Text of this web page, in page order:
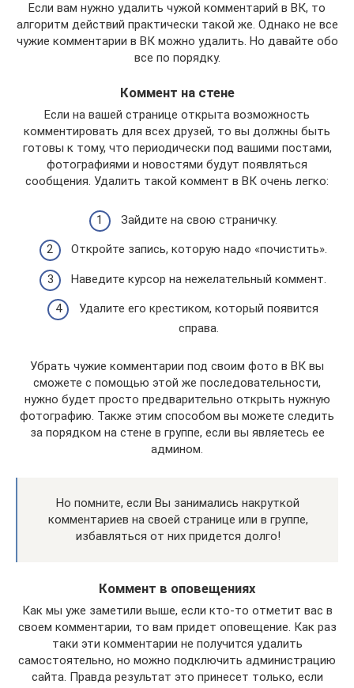
Если вам нужно удалить чужой комментарий в ВК, то
алгоритм действий практически такой же. Однако не все
чужие комментарии в ВК можно удалить. Но давайте обо
все по порядку.
Коммент на стене
Если на вашей странице открыта возможность
комментировать для всех друзей, то вы должны быть
готовы к тому, что периодически под вашими постами,
фотографиями и новостями будут появляться
сообщения. Удалить такой коммент в ВК очень легко:
Зайдите на свою страничку.
Откройте запись, которую надо «почистить».
Наведите курсор на нежелательный коммент.
Удалите его крестиком, который появится
справа.
Убрать чужие комментарии под своим фото в ВК вы
сможете с помощью этой же последовательности,
нужно будет просто предварительно открыть нужную
фотографию. Также этим способом вы можете следить
за порядком на стене в группе, если вы являетесь ее
админом.
Но помните, если Вы занимались накруткой
комментариев на своей странице или в группе,
избавляться от них придется долго!
Коммент в оповещениях
Как мы уже заметили выше, если кто-то отметит вас в
своем комментарии, то вам придет оповещение. Как раз
таки эти комментарии не получится удалить
самостоятельно, но можно подключить администрацию
сайта. Правда результат это принесет только, если